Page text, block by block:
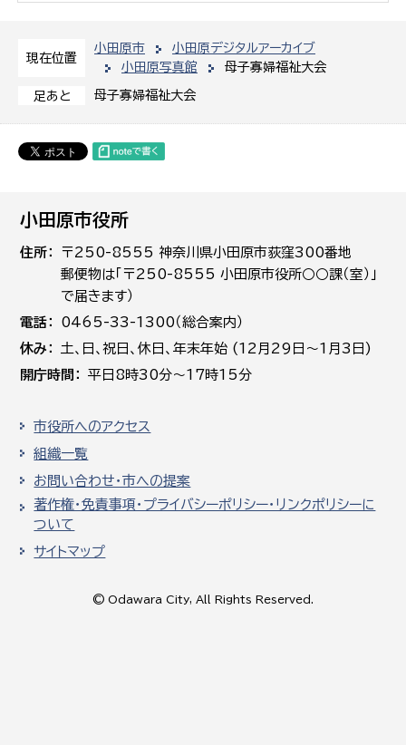
現在位置
小田原市
小田原デジタルアーカイブ
小田原写真館
母子寡婦福祉大会
足あと 母子寡婦福祉大会
小田原市役所
住所
〒250-8555 神奈川県小田原市荻窪300番地
郵便物は「〒250-8555 小田原市役所○○課（室）」
で届きます）
電話
0465-33-1300（総合案内）
休み
土､日､祝日、休日、年末年始 (12月29日～1月3日)
開庁時間
平日8時30分～17時15分
市役所へのアクセス
組織一覧
お問い合わせ・市への提案
著作権・免責事項・プライバシーポリシー・リンクポリシーに
ついて
サイトマップ
© Odawara City, All Rights Reserved.